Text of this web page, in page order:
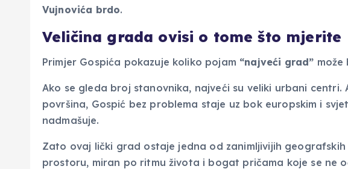
Vujnovića brdo.
Veličina grada ovisi o tome što mjerite
Primjer Gospića pokazuje koliko pojam “najveći grad” može
Ako se gleda broj stanovnika, najveći su veliki urbani centri.
površina, Gospić bez problema staje uz bok europskim i
nadmašuje.
Zato ovaj lički grad ostaje jedna od zanimljivijih
prostoru, miran po ritmu života i bogat pričama koje se ne